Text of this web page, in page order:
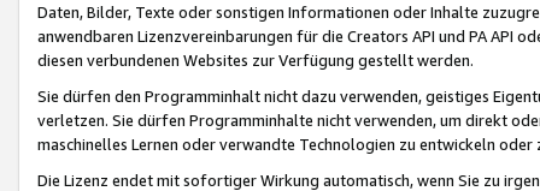
Daten, Bilder, Texte oder sonstigen Informationen oder Inhalte
anwendbaren Lizenzvereinbarungen für die Creators API und PA API
diesen verbundenen Websites zur Verfügung gestellt werden.
Sie dürfen den Programminhalt nicht dazu verwenden, geistiges
verletzen. Sie dürfen Programminhalte nicht verwenden, um direkt
maschinelles Lernen oder verwandte Technologien zu entwickeln
Die Lizenz endet mit sofortiger Wirkung automatisch, wenn Sie zu